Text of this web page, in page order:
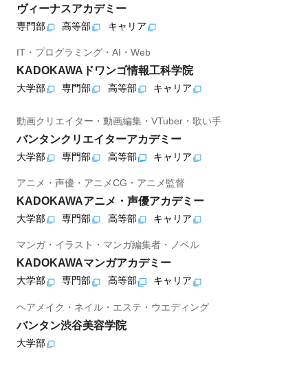
ヴィーナスアカデミー
専門部 高等部 キャリア
IT・プログラミング・AI・Web
KADOKAWAドワンゴ情報工科学院
大学部 専門部 高等部 キャリア
動画クリエイター・動画編集・VTuber・歌い手
バンタンクリエイターアカデミー
大学部 専門部 高等部 キャリア
アニメ・声優・アニメCG・アニメ監督
KADOKAWAアニメ・声優アカデミー
大学部 専門部 高等部 キャリア
マンガ・イラスト・マンガ編集者・ノベル
KADOKAWAマンガアカデミー
大学部 専門部 高等部 キャリア
ヘアメイク・ネイル・エステ・ウエディング
バンタン渋谷美容学院
大学部